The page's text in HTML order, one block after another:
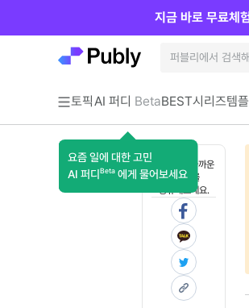
토픽AI 퍼디 Beta
요즘 일에 대한 고민
AI 퍼디 Beta 에게 물어보세요
BEST시리즈템
지금 바로 무료체
혼자 보기 아까운
콘텐츠를
공유해보세요.